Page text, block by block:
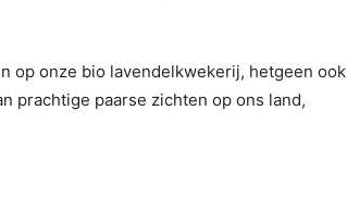
op onze bio lavendelkwekerij, hetgeen ook
prachtige paarse zichten op ons land,